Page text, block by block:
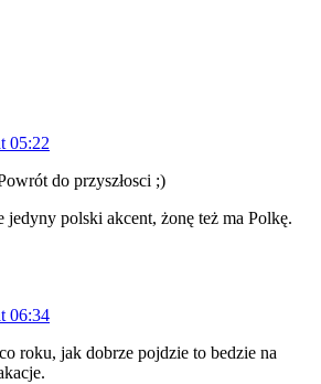
05:22
do przyszłosci ;)
jedyny polski akcent, żonę też ma Polkę.
06:34
roku, jak dobrze pojdzie to bedzie na